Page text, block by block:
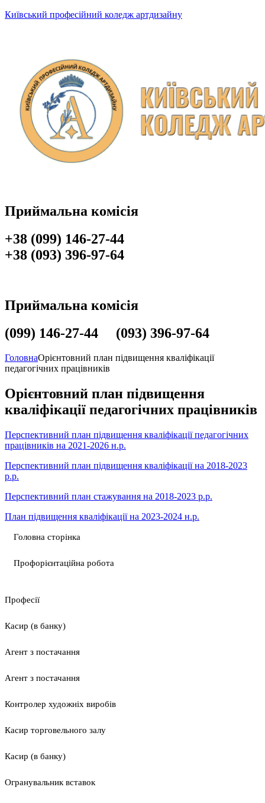
Київський професійний коледж артдизайну
Приймальна комісія
+38 (099) 146-27-44
+38 (093) 396-97-64
Приймальна комісія
(099) 146-27-44 (093) 396-97-64
ГоловнаОрієнтовний план підвищення кваліфікації
педагогічних працівників
Орієнтовний план підвищення
кваліфікації педагогічних працівників
Перспективний план підвищення кваліфікації педагогічних
працівників на 2021-2026 н.р.
Перспективний план підвищення кваліфікації на 2018-2023
р.р.
Перспективний план стажування на 2018-2023 р.р.
План підвищення кваліфікації на 2023-2024 н.р.
Головна сторінка
Профорієнтаційна робота
Професії
Касир (в банку)
Агент з постачання
Агент з постачання
Контролер художніх виробів
Касир торговельного залу
Касир (в банку)
Огранувальник вставок